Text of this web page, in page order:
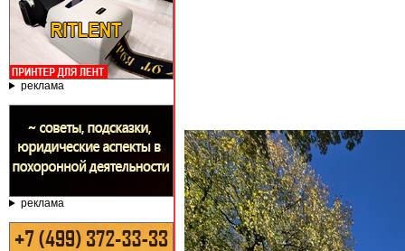
реклама
реклама